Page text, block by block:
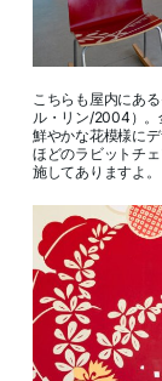
こちらも屋内にあ
ル・リン/2004）。
鮮やかな花模様に
ほどのラビットチ
施してありますよ。